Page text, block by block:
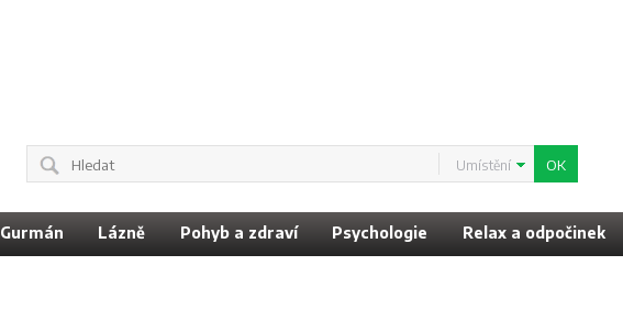
Umístění
Gurmán Lázně Pohyb a zdraví Psychologie Relax a odpočinek